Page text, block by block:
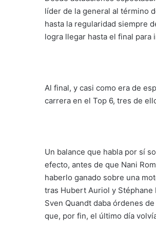
líder de la general al término
hasta la regularidad siempre
logra llegar hasta el final para
Al final, y casi como era de
carrera en el Top 6, tres de
Un balance que habla por sí
efecto, antes de que Nani
haberlo ganado sobre una
tras Hubert Auriol y
Sven Quandt daba órdenes
que, por fin, el último día